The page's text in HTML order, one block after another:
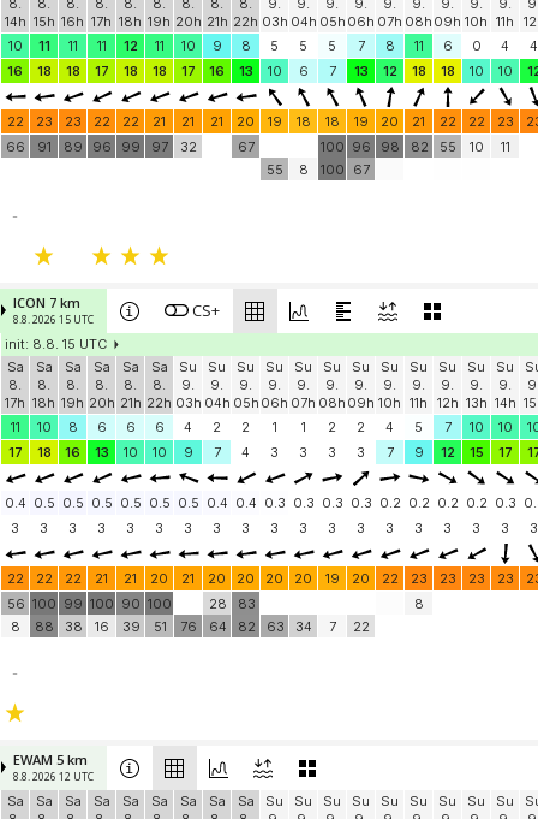
8.
14h
8.
15h
8.
16h
8.
17h
8.
18h
8.
19h
8.
20h
8.
21h
8.
22h
9.
03h
9.
04h
9.
05h
9.
06h
9.
07h
9.
08h
9.
09h
9.
10h
9.
11h
10
11 11 11 12 11 10 9 8 5 5 5 7 8 11 6 0 4
4
16
18 18 17 18 18 17 16 13 10 6 7 13 12 18 18 10 10
22 23 23 22 22 21 21 21 20 19 18 18 19 20 21 22 22 23
66
91 89 96 99 97 32
67
55
8
100
100
96
67
98 82 55 10 11
-
ICON 7 km
8.8. 2026 15 UTC CS+
init: 8.8. 15 UTC
Sa
8.
17h
Sa
8.
18h
Sa
8.
19h
Sa
8.
20h
Sa
8.
21h
Sa
8.
22h
Su
9.
03h
Su
9.
04h
Su
9.
05h
Su
9.
06h
Su
9.
07h
Su
9.
08h
Su
9.
09h
Su
9.
10h
Su
9.
11h
Su
9.
12h
Su
9.
13h
Su
9.
14h
11
10 8 6 6 6 4 2 2 1 1 2 2 4 5 7 10 10
17
18 16 13 10 10 9 7 4 3 3 3 3 7 9 12 15 17
0.4 0.5 0.5 0.5 0.5 0.5 0.5 0.4 0.4 0.3 0.3 0.3 0.3 0.2 0.2 0.2 0.2 0.3
3
3 3 3 3 3 3 3 3 3 3 3 3 3 3 3 3 3 3
22 22 22 21 21 20 21 20 20 20 20 19 20 22 23 23 23 23
56
8
100
88
99
38
100
16
90
39
100
51
76
28
64
83
82
63 34 7 22
8
-
EWAM 5 km
8.8. 2026 12 UTC
Sa
Sa
Sa
Sa
Sa
Sa
Sa
Sa
Sa
Su
Su
Su
Su
Su
Su
Su
Su
Su